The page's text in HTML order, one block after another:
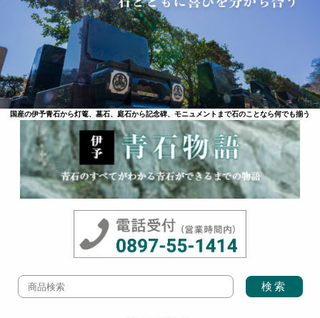
国産の伊予青石から灯篭、墓石、庭石から記念碑、モニュメントまで石のことなら何でも揃う